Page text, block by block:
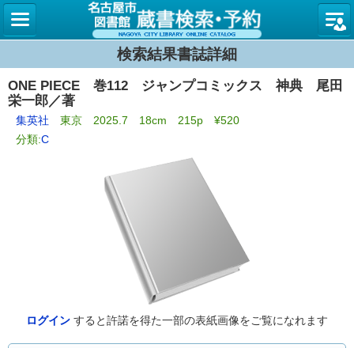
名古屋
検索結果書誌詳細
ONE PIECE 巻112 ジャンプコミックス 神典 尾田
栄一郎／著
集英社 東京 2025.7 18cm 215p ¥520
分類:C
ログイン すると許諾を得た一部の表紙画像をご覧になれます